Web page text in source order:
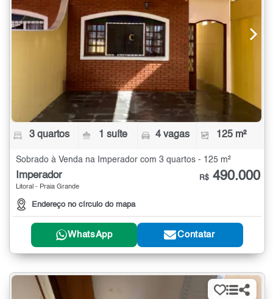
3 quartos 1 suíte 4 vagas 125 m²
Sobrado à Venda na Imperador com 3 quartos - 125 m²
Imperador
Litoral - Praia Grande
Endereço no círculo do mapa
R$ 490.000
WhatsApp Contatar